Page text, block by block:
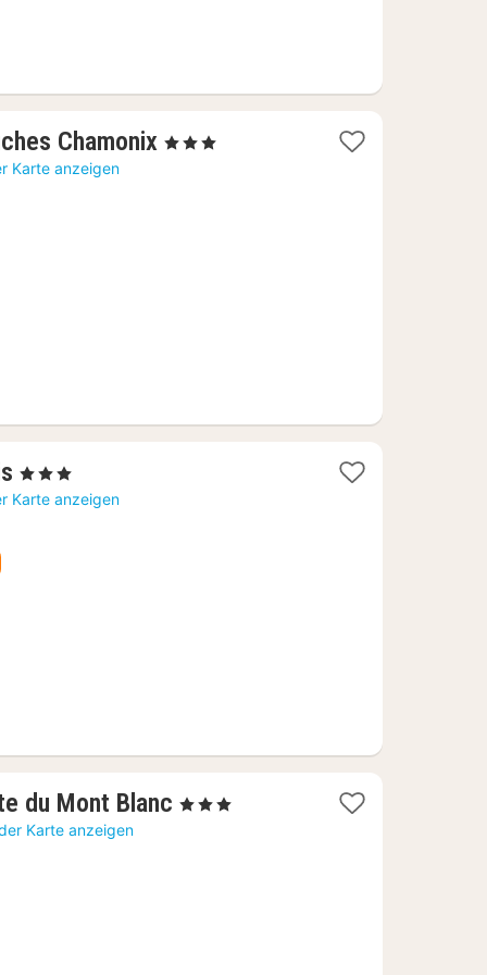
Chamonix 1
, 3 Sterne
Karte anzeigen
1
Nacht
, 3 Sterne
Karte anzeigen
du Mont Blanc 1
, 3 Sterne
Karte anzeigen